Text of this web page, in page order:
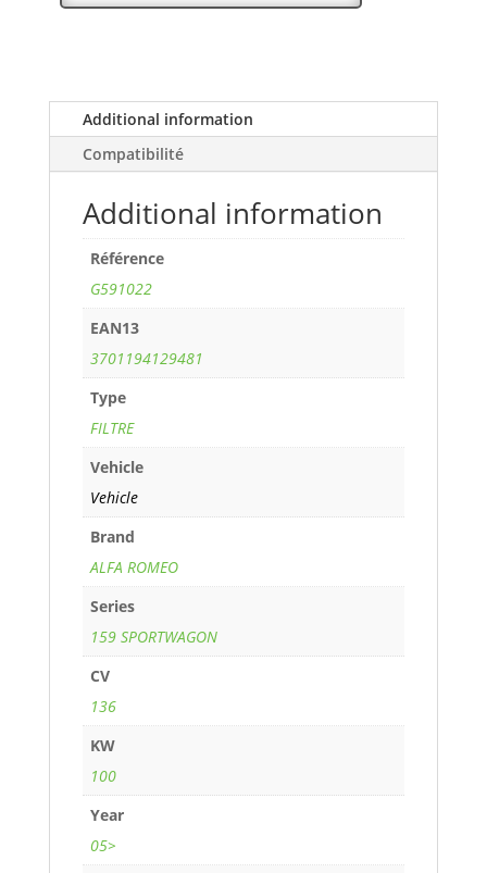
SPORTWAGON
16V
(136
cv)
05>
ref.
G591022
quantity
Additional information
Compatibilité
Additional information
Référence
G591022
EAN13
3701194129481
Type
FILTRE
Vehicle
Vehicle
Brand
ALFA ROMEO
Series
159 SPORTWAGON
CV
136
KW
100
Year
05>